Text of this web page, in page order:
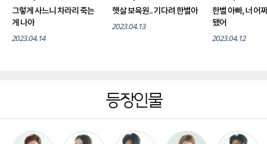
그렇게 사느니 차라리 죽는
게 나아
2023.04.14
햇살 보육원.. 기다려 한별아
2023.04.13
한별 아빠, 너 어
됐어
2023.04.12
등장인물